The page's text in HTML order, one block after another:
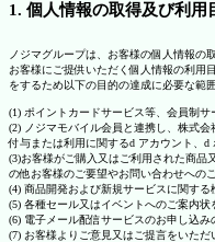
1. 個人情報の取得及び利用
ノジマグループは、お客様の個人情報の
お客様にご提供いただく個人情報の利用
をするため以下の目的の達成に必要な範
(1) ポイントカードサービス等、会員制
(2) ノジマモバイル会員と連携し、株式
付与または利用に関するd アカウント、d
(3)お客様がご購入又はご利用された商品
の他お客様のご要望やお問い合わせへの
(4) 商品開発および新規サービスに関する
(5) 各種セール又はイベントへのご案内状
(6) 電子メール配信サービスのお申し込み
(7) お客様よりご意見又はご提言をいただ